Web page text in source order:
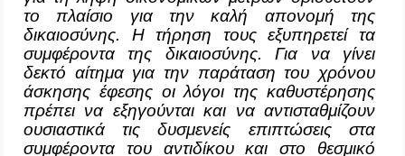
το πλαίσιο για την καλή απονομή της
δικαιοσύνης. Η τήρηση τους εξυπηρετεί τα
συμφέροντα της δικαιοσύνης. Για να γίνει
δεκτό αίτημα για την παράταση του χρόνου
άσκησης έφεσης οι λόγοι της καθυστέρησης
πρέπει να εξηγούνται και να αντισταθμίζουν
ουσιαστικά τις δυσμενείς επιπτώσεις στα
συμφέροντα του αντιδίκου και στο θεσμικό